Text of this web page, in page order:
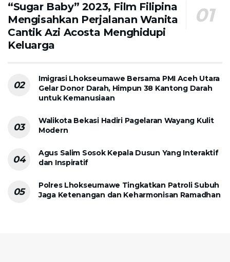
“Sugar Baby” 2023, Film Filipina
Mengisahkan Perjalanan Wanita
Cantik Azi Acosta Menghidupi
Keluarga
Imigrasi Lhokseumawe Bersama PMI Aceh Utara
Gelar Donor Darah, Himpun 38 Kantong Darah
untuk Kemanusiaan
Walikota Bekasi Hadiri Pagelaran Wayang Kulit
Modern
Agus Salim Sosok Kepala Dusun Yang Interaktif
dan Inspiratif
Polres Lhokseumawe Tingkatkan Patroli Subuh
Jaga Ketenangan dan Keharmonisan Ramadhan